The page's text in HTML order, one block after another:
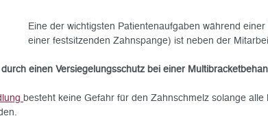
Eine der wichtigsten Patientenaufgaben während
einer festsitzenden Zahnspange) ist neben der
einen Versiegelungsschutz bei einer
besteht keine Gefahr für den Zahnschmelz solange